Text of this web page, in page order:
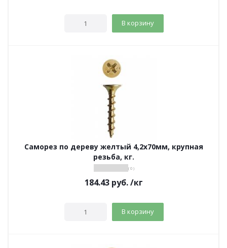
В корзину
Саморез по дереву желтый 4,2х70мм, крупная
резьба, кг.
( 0 )
184.43 руб./кг
В корзину